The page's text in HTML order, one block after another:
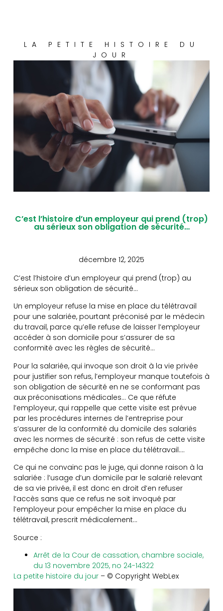
LA PETITE HISTOIRE DU
JOUR
C’est l’histoire d’un employeur qui prend (trop)
au sérieux son obligation de sécurité…
décembre 12, 2025
C’est l’histoire d’un employeur qui prend (trop) au
sérieux son obligation de sécurité…
Un employeur refuse la mise en place du télétravail
pour une salariée, pourtant préconisé par le médecin
du travail, parce qu’elle refuse de laisser l’employeur
accéder à son domicile pour s’assurer de sa
conformité avec les règles de sécurité…
Pour la salariée, qui invoque son droit à la vie privée
pour justifier son refus, l’employeur manque toutefois à
son obligation de sécurité en ne se conformant pas
aux préconisations médicales… Ce que réfute
l’employeur, qui rappelle que cette visite est prévue
par les procédures internes de l’entreprise pour
s’assurer de la conformité du domicile des salariés
avec les normes de sécurité : son refus de cette visite
empêche donc la mise en place du télétravail….
Ce qui ne convainc pas le juge, qui donne raison à la
salariée : l’usage d’un domicile par le salarié relevant
de sa vie privée, il est donc en droit d’en refuser
l’accès sans que ce refus ne soit invoqué par
l’employeur pour empêcher la mise en place du
télétravail, prescrit médicalement…
Source :
Arrêt de la Cour de cassation, chambre sociale,
du 13 novembre 2025, no 24-14322
La petite histoire du jour– © Copyright WebLex